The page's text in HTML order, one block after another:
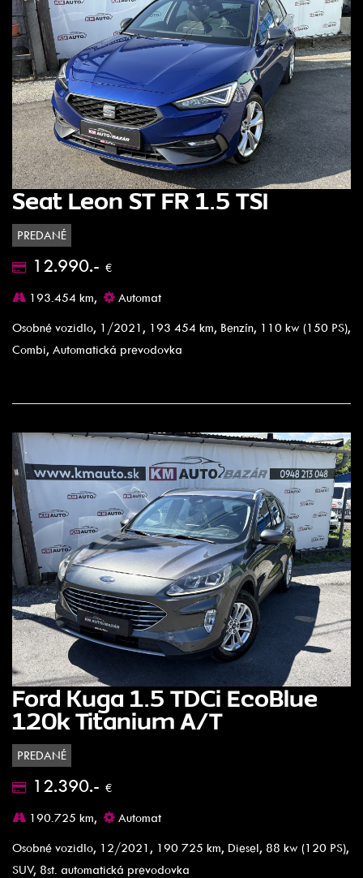
Seat Leon ST FR 1.5 TSI
PREDANÉ
12.990.- €
193.454 km,
Automat
Osobné vozidlo, 1/2021, 193 454 km, Benzín, 110 kw (150 PS),
Combi, Automatická prevodovka
Ford Kuga 1.5 TDCi EcoBlue
120k Titanium A/T
PREDANÉ
12.390.- €
190.725 km,
Automat
Osobné vozidlo, 12/2021, 190 725 km, Diesel, 88 kw (120 PS),
SUV, 8st. automatická prevodovka